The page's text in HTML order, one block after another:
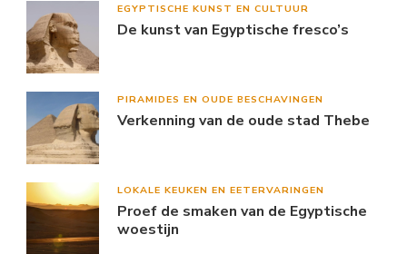
EGYPTISCHE KUNST EN CULTUUR
De kunst van Egyptische fresco’s
PIRAMIDES EN OUDE BESCHAVINGEN
Verkenning van de oude stad Thebe
LOKALE KEUKEN EN EETERVARINGEN
Proef de smaken van de Egyptische
woestijn